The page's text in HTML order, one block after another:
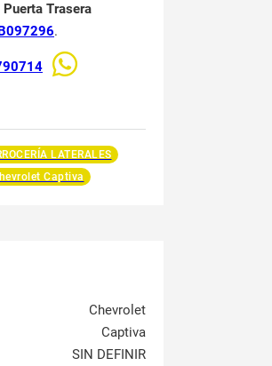
Puerta Trasera
.
LATERALES
Captiva
Chevrolet
Captiva
SIN DEFINIR